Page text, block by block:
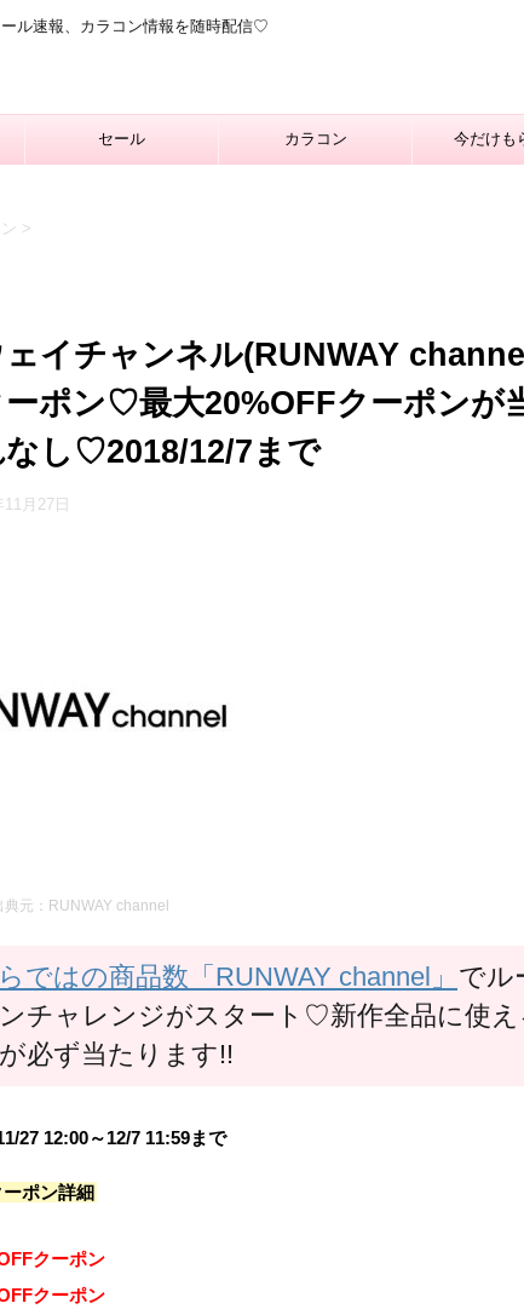
ル速報、カラコン情報を随時配信♡
セール カラコン 今だけも
>
ェイチャンネル(RUNWAY
ーポン♡最大20%OFFクーポンが
なし♡2018/12/7まで
月27日
典元：RUNWAY channel
ではの商品数「RUNWAY channel」 でル
チャレンジがスタート♡新作全品に使え
必ず当たります!!
27 12:00～12/7 11:59まで
ポン詳細
クーポン
クーポン